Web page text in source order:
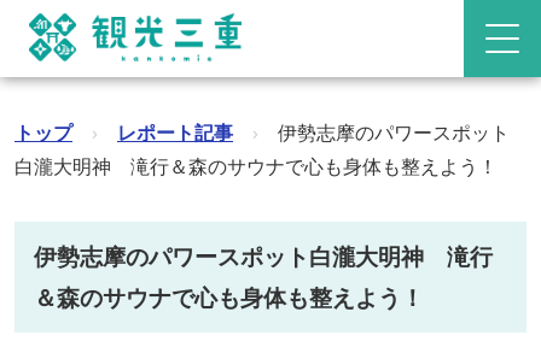
トップ › レポート記事 ›
伊勢志摩のパワースポット
白瀧大明神 滝行＆森のサウナで心も身体も整えよう！
伊勢志摩のパワースポット白瀧大明神 滝行
＆森のサウナで心も身体も整えよう！